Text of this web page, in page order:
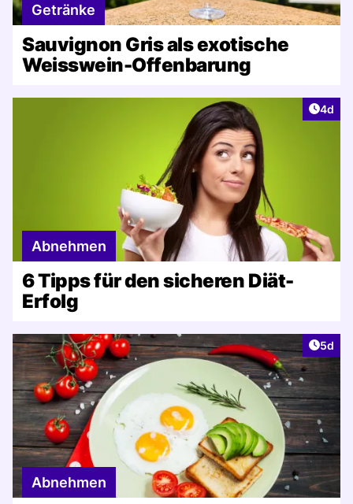
Getränke
Sauvignon Gris als exotische
Weisswein-Offenbarung
4d
Abnehmen
6 Tipps für den sicheren Diät-
Erfolg
5d
Abnehmen